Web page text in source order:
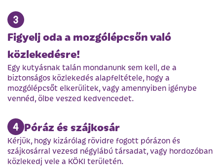
Figyelj oda a mozgólépcsőn való
közlekedésre!
Egy kutyásnak talán mondanunk sem kell, de a
biztonságos közlekedés alapfeltétele, hogy a
mozgólépcsőt elkerülitek, vagy amennyiben igénybe
vennéd, ölbe veszed kedvencedet.
Póráz és szájkosár
Kérjük, hogy kizárólag rövidre fogott pórázon és
szájkosárral vezesd négylábú társadat, vagy hordozóban
közlekedj vele a KÖKI területén.